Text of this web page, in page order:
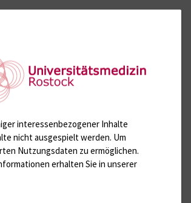
interessenbezogener Inhalte
nicht ausgespielt werden. Um
Nutzungsdaten zu ermöglichen.
erhalten Sie in unserer